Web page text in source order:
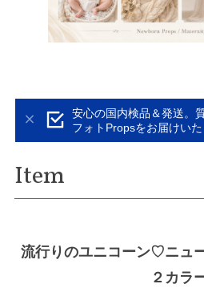
安心の国内検品＆発送。
フォトPropsをお届けいた
Item
流行りのユニコーン♡ニュ
２カラ